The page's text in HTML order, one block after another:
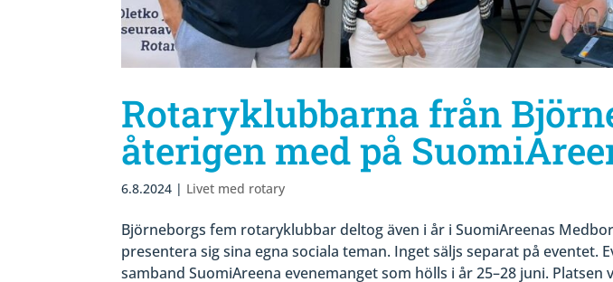
Rotaryklubbarna från
återigen med på
6.8.2024 | Livet med rotary
Björneborgs fem rotaryklubbar deltog även i år i SuomiAreenas
presentera sig sina egna sociala teman. Inget säljs separat på eventet.
samband SuomiAreena evenemanget som hölls i år 25–28 juni. Platsen